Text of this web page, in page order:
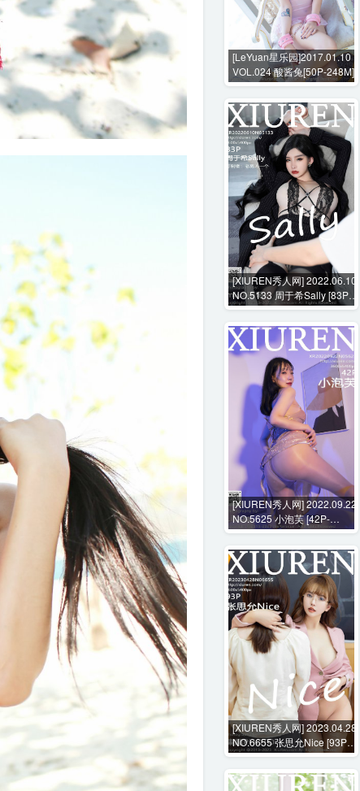
[LeYuan星乐园]2017.01.10
VOL.024 酸酱兔[50P-248M]
[XIUREN秀人网] 2022.06.10
NO.5133 周于希Sally [83P-
708MB]
[XIUREN秀人网] 2022.09.22
NO.5625 小泡芙 [42P-
393MB]
[XIUREN秀人网] 2023.04.28
NO.6655 张思允Nice [93P-
949MB]